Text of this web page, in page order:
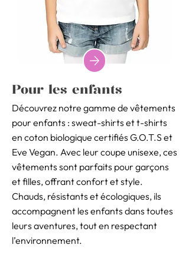
Pour les enfants
Découvrez notre gamme de vêtements
pour enfants : sweat-shirts et t-shirts
en coton biologique certifiés G.O.T.S et
Eve Vegan. Avec leur coupe unisexe, ces
vêtements sont parfaits pour garçons
et filles, offrant confort et style.
Chauds, résistants et écologiques, ils
accompagnent les enfants dans toutes
leurs aventures, tout en respectant
l’environnement.